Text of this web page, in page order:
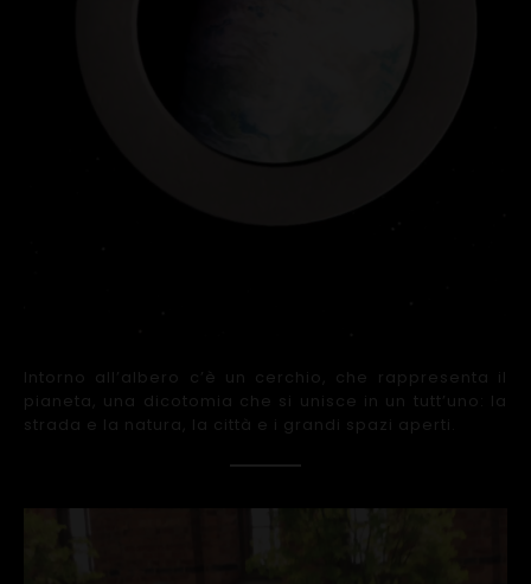
Intorno all’albero c’è un cerchio, che rappresenta il
pianeta, una dicotomia che si unisce in un tutt’uno: la
strada e la natura, la città e i grandi spazi aperti.